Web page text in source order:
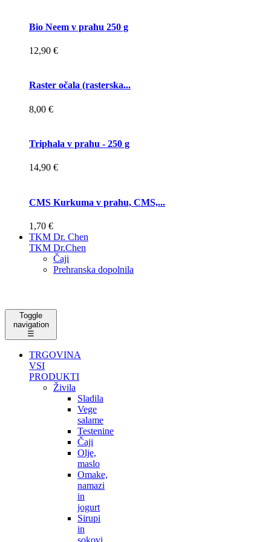
Bio Neem v prahu 250 g
12,90 €
Raster očala (rasterska...
8,00 €
Triphala v prahu - 250 g
14,90 €
CMS Kurkuma v prahu, CMS,...
1,70 €
TKM Dr. Chen
TKM Dr.Chen
Čaji
Prehranska dopolnila
Toggle
navigation
☰
TRGOVINA
VSI
PRODUKTI
Živila
Sladila
Vege
salame
Testenine
Čaji
Olje,
maslo
Omake,
namazi
in
jogurt
Sirupi
in
sokovi